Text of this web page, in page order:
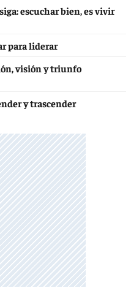
escuchar bien, es vivir
para liderar
visión y triunfo
y trascender